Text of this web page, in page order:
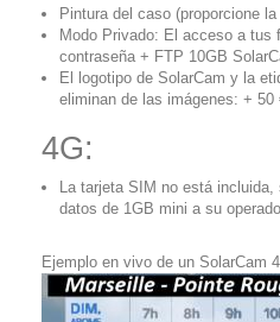
Pintura del caso (proporcione
Modo Privado: El acceso a tus
contraseña + FTP 10GB
El logotipo de SolarCam y la
eliminan de las imágenes: + 50
4G:
La tarjeta SIM no está
datos de 1GB mini a su
Ejemplo en vivo de un SolarCam